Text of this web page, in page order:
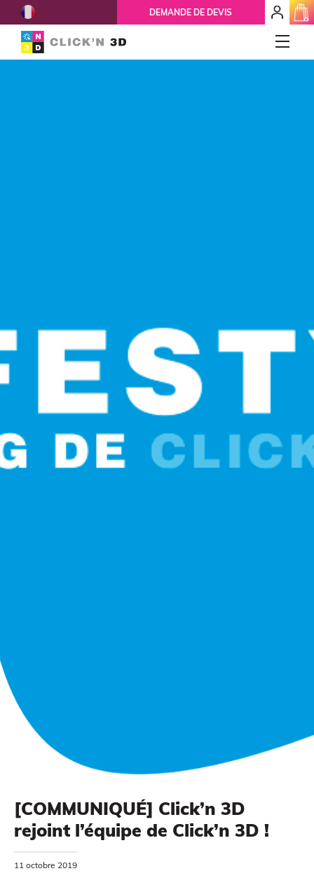
DEMANDE DE DEVIS
mon
espace
client
Prototypage
MODÉLISATION 3D
French
[COMMUNIQUÉ] Click’n 3D
rejoint l’équipe de Click’n 3D !
11 octobre 2019